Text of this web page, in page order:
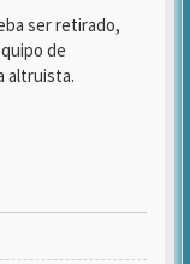
ser retirado,
de
altruista.